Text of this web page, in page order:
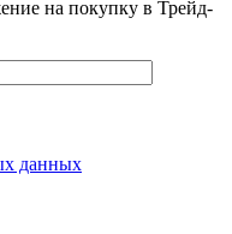
на покупку в Трейд-
данных